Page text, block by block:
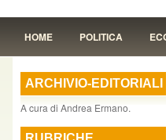
HOME POLITICA
ARCHIVIO-EDITORIALI
A cura di Andrea Ermano.